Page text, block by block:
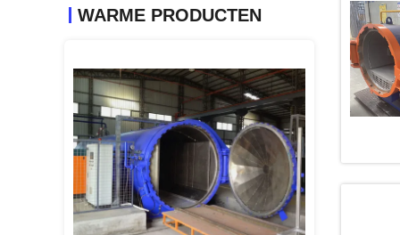
WARME PRODUCTEN